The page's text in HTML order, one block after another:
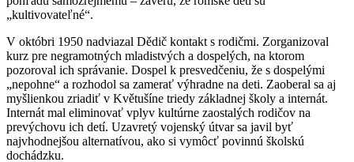
„kultivovateľné“.
V októbri 1950 nadviazal Dědič kontakt s rodičmi. Zorganizoval
kurz pre negramotných mladistvých a dospelých, na ktorom
pozoroval ich správanie. Dospel k presvedčeniu, že s dospelými
„nepohne“ a rozhodol sa zamerať výhradne na deti. Zaoberal sa aj
myšlienkou zriadiť v Květušíne triedy základnej školy a internát.
Internát mal eliminovať vplyv kultúrne zaostalých rodičov na
prevýchovu ich detí. Uzavretý vojenský útvar sa javil byť
najvhodnejšou alternatívou, ako si vymôcť povinnú školskú
dochádzku.